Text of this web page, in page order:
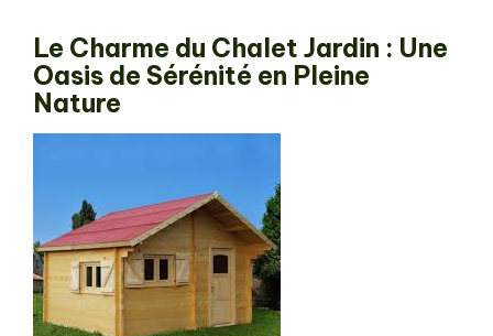
Le Charme du Chalet Jardin : Une
Oasis de Sérénité en Pleine
Nature